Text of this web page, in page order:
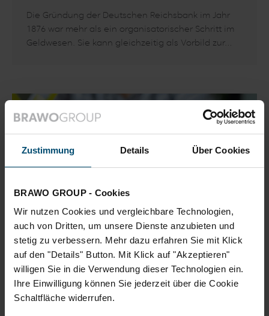
Zustimmung Details Über Cookies
BRAWO GROUP - Cookies
Wir nutzen Cookies und vergleichbare Technologien,
auch von Dritten, um unsere Dienste anzubieten und
stetig zu verbessern. Mehr dazu erfahren Sie mit Klick
auf den "Details" Button. Mit Klick auf "Akzeptieren"
willigen Sie in die Verwendung dieser Technologien ein.
Ihre Einwilligung können Sie jederzeit über die Cookie
Schaltfläche widerrufen.
Die Gründung der Deutschen Reichsbank im Jahr
1876 war mehr als ein organisatorischer Schritt im
Geldwesen. Sie kann gleichzeitig als Vorbild zur…
23.04.2026
Mehr Transparenz fürs Geld
In einer Zeit, in der Lebenssituationen dynamischer
denn je sind, gewinnt der regelmäßige Blick auf die
eigene finanzielle Lage an Bedeutung.…